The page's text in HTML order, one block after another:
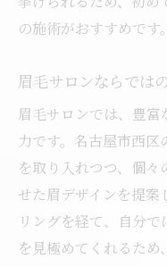
の施術がおすすめです。
眉毛サロンならでは
眉毛サロンでは、豊
力です。名古屋市西
を取り入れつつ、個
せた眉デザインを提案
リングを経て、自分
を見極めてくれるため